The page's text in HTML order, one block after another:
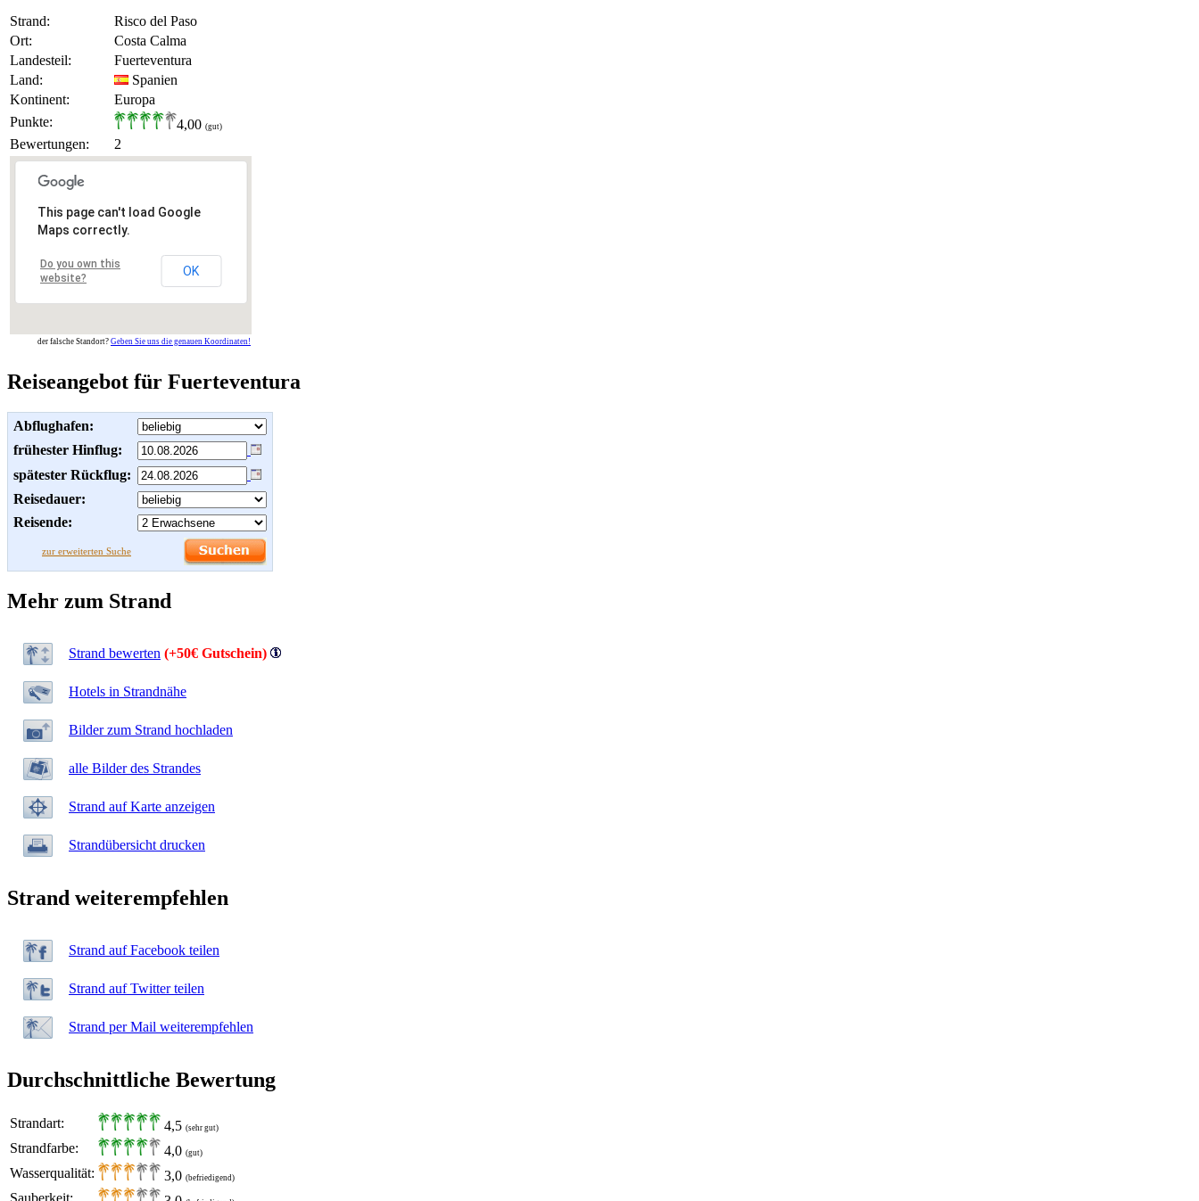
Strand:
Risco del Paso
Ort:
Costa Calma
Landesteil:
Fuerteventura
Land:
Spanien
Kontinent:
Europa
Punkte:
4,00 (gut)
Bewertungen: 2
This page can't load Google
Maps correctly.
Do you own this
website?
OK
der falsche Standort? Geben Sie uns die genauen Koordinaten!
Reiseangebot für Fuerteventura
Abflughafen:
frühester Hinflug:
spätester Rückflug:
Reisedauer:
Reisende:
zur erweiterten Suche
Mehr zum Strand
Strand bewerten (+50€ Gutschein)
Hotels in Strandnähe
Bilder zum Strand hochladen
alle Bilder des Strandes
Strand auf Karte anzeigen
Strandübersicht drucken
Strand weiterempfehlen
Strand auf Facebook teilen
Strand auf Twitter teilen
Strand per Mail weiterempfehlen
Durchschnittliche Bewertung
Strandart: 4,5 (sehr gut)
Strandfarbe: 4,0 (gut)
Wasserqualität: 3,0 (befriedigend)
Sauberkeit: